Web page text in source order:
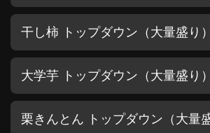
干し柿 トップダウン（大量盛り
大学芋 トップダウン（大量盛り）
栗きんとん トップダウン（大量